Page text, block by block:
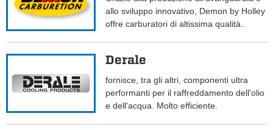
allo sviluppo innovativo, Demon by Holley
offre carburatori di altissima qualità..
Derale
fornisce, tra gli altri, componenti ultra
performanti per il raffreddamento dell'olio
e dell'acqua. Molto efficiente.